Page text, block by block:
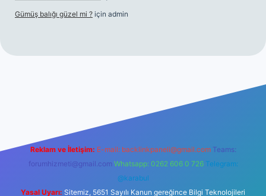
Gümüş balığı güzel mi ? için admin
Reklam ve İletişim: E-mail: backlinkpaneli@gmail.com Teams:
forumhizmeti@gmail.com Whatsapp: 0262 606 0 726 Telegram:
@karabul
Yasal Uyarı: Sitemiz, 5651 Sayılı Kanun gereğince Bilgi Teknolojileri